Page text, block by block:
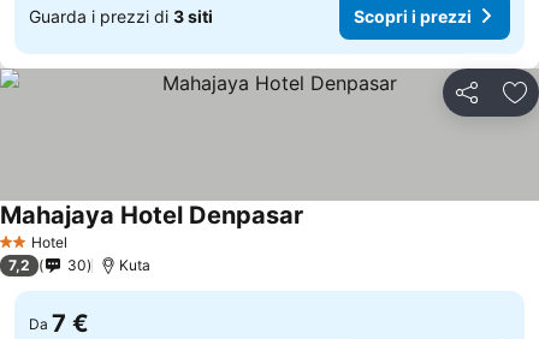
Guarda i prezzi di 3 siti Scopri i prezzi
Condividi
2 StelleHotel
Mahajaya Hotel Denpasar
7,2 30 Kuta
Da 7 €